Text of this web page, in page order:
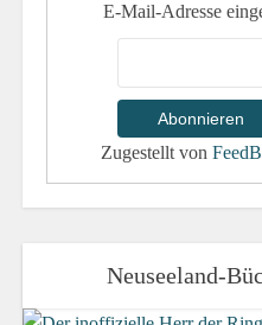
E-Mail-Adresse
Zugestellt von
Neuseeland-